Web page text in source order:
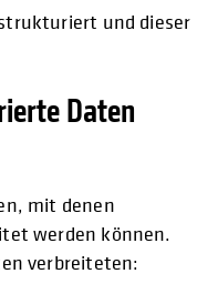
und dieser
Daten
mit denen
werden können.
verbreiteten: